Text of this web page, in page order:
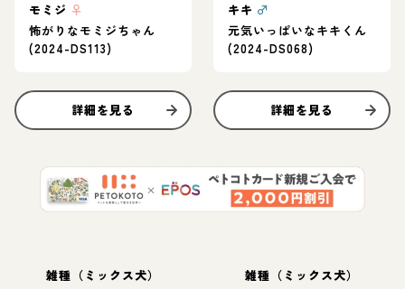
モミジ ♀
怖がりなモミジちゃん
(2024-DS113)
詳細を見る
キキ ♂
元気いっぱいなキキくん
(2024-DS068)
詳細を見る
雑種（ミックス犬） 雑種（ミックス犬）